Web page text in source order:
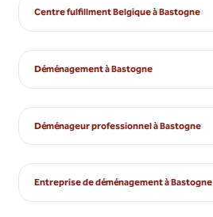
Centre fulfillment Belgique à Bastogne
Déménagement à Bastogne
Déménageur professionnel à Bastogne
Entreprise de déménagement à Bastogne